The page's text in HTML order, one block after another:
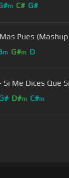
m C# G#
Pues
m G#m D
Me Dices Que
D#m C#m